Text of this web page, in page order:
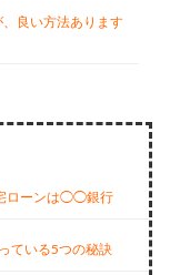
良い方法あります
ローンは◯◯銀行
ている5つの秘訣